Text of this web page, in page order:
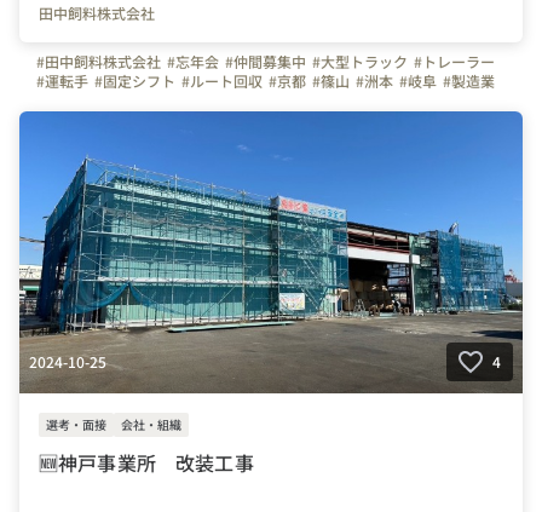
田中飼料株式会社
#田中飼料株式会社 #忘年会 #仲間募集中 #大型トラック #トレーラー
#運転手 #固定シフト #ルート回収 #京都 #篠山 #洲本 #岐阜 #製造業
2024-10-25 4
選考・面接 会社・組織
🆕神戸事業所 改装工事